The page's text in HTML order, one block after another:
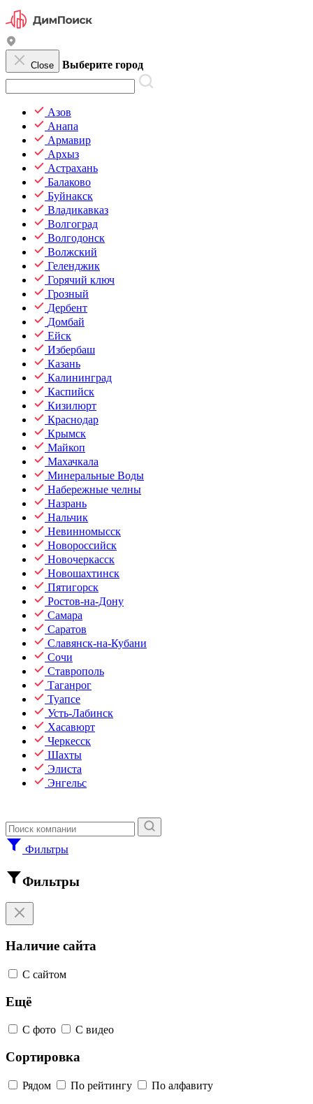
Close Выберите город
Азов
Анапа
Армавир
Архыз
Астрахань
Балаково
Буйнакск
Владикавказ
Волгоград
Волгодонск
Волжский
Геленджик
Горячий ключ
Грозный
Дербент
Домбай
Ейск
Избербаш
Казань
Калининград
Каспийск
Кизилюрт
Краснодар
Крымск
Майкоп
Махачкала
Минеральные Воды
Набережные челны
Назрань
Нальчик
Невинномысск
Новороссийск
Новочеркасск
Новошахтинск
Пятигорск
Ростов-на-Дону
Самара
Саратов
Славянск-на-Кубани
Сочи
Ставрополь
Таганрог
Туапсе
Усть-Лабинск
Хасавюрт
Черкесск
Шахты
Элиста
Энгельс
Фильтры
Фильтры
Наличие сайта
С сайтом
Ещё
С фото С видео
Сортировка
Рядом По рейтингу По алфавиту